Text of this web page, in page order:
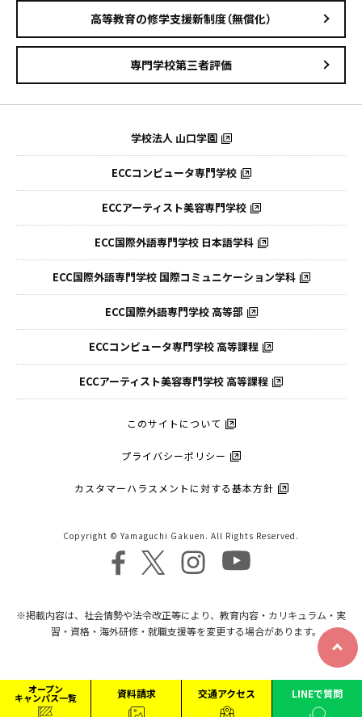
高等教育の修学支援新制度（無償化）
専門学校第三者評価
学校法人 山口学園
ECCコンピュータ専門学校
ECCアーティスト美容専門学校
ECC国際外語専門学校 日本語学科
ECC国際外語専門学校 国際コミュニケーション学科
ECC国際外語専門学校 高等部
ECCコンピュータ専門学校 高等課程
ECCアーティスト美容専門学校 高等課程
このサイトについて
プライバシーポリシー
カスタマーハラスメントに対する基本方針
Copyright © Yamaguchi Gakuen. All Rights Reserved.
※掲載内容は、社会情勢や法令改正等により、教育内容・カリキュラム・実
習・資格・海外研修・就職支援等を変更する場合があります。
オープン
キャンパス一覧 資料請求 交通アクセス LINEで質問